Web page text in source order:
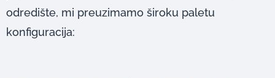
odredište, mi preuzimamo široku paletu
konfiguracija: